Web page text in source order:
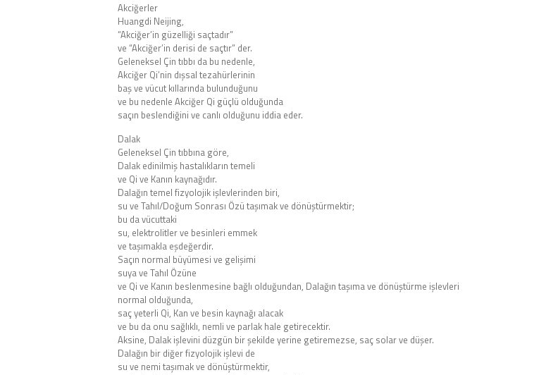
Akciğerler
Huangdi Neijing,
“Akciğer’in güzelliği saçtadır”
ve “Akciğer’in derisi de saçtır” der.
Geleneksel Çin tıbbı da bu nedenle,
Akciğer Qi’nin dışsal tezahürlerinin
baş ve vücut kıllarında bulunduğunu
ve bu nedenle Akciğer Qi güçlü olduğunda
saçın beslendiğini ve canlı olduğunu iddia eder.
Dalak
Geleneksel Çin tıbbına göre,
Dalak edinilmiş hastalıkların temeli
ve Qi ve Kanın kaynağıdır.
Dalağın temel fizyolojik işlevlerinden biri,
su ve Tahıl/Doğum Sonrası Özü taşımak ve dönüştürmektir;
bu da vücuttaki
su, elektrolitler ve besinleri emmek
ve taşımakla eşdeğerdir.
Saçın normal büyümesi ve gelişimi
suya ve Tahıl Özüne
ve Qi ve Kanın beslenmesine bağlı olduğundan, Dalağın taşıma ve dönüştürme işlevleri
normal olduğunda,
saç yeterli Qi, Kan ve besin kaynağı alacak
ve bu da onu sağlıklı, nemli ve parlak hale getirecektir.
Aksine, Dalak işlevini düzgün bir şekilde yerine getiremezse, saç solar ve düşer.
Dalağın bir diğer fizyolojik işlevi de
su ve nemi taşımak ve dönüştürmektir,